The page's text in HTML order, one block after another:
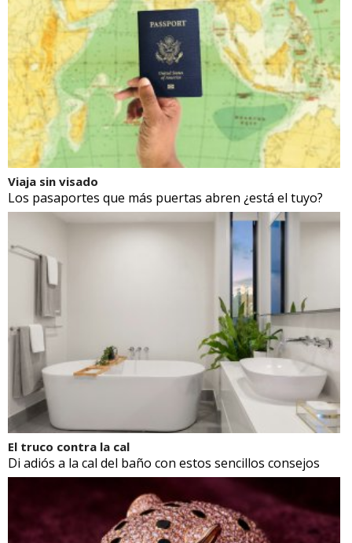
Viaja sin visado
Los pasaportes que más puertas abren ¿está el tuyo?
El truco contra la cal
Di adiós a la cal del baño con estos sencillos consejos